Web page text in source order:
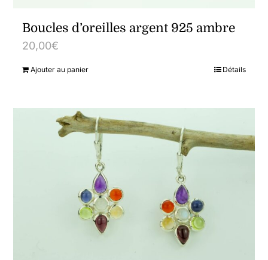
Boucles d’oreilles argent 925 ambre
20,00€
Ajouter au panier Détails